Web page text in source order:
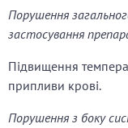
Порушення
застосування
Підвищення
припливи крові.
Порушення з боку